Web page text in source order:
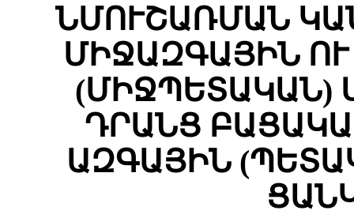
ՆՄՈՒՇԱՌՄԱՆ
ՄԻՋԱԶԳԱՅԻՆ
(ՄԻՋՊԵՏԱԿԱՆ)
ԴՐԱՆՑ
ԱԶԳԱՅԻՆ